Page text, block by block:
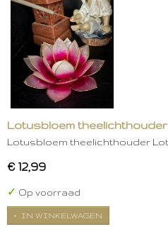
Lotusbloem
Lotusbloem theelichthouder
€ 12,99
✓ Op voorraad
IN WINKELWAGEN